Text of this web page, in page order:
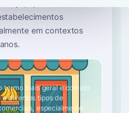
em contextos
.
termo mais geral e comum
a diversos tipos de
especialmente